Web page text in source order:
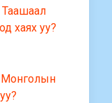
Таашаал
хаях уу?
Монголын